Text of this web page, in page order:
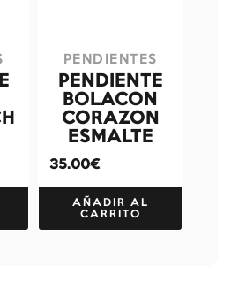
PENDIENTES
PENDIENTE
BOLACON
CORAZON
ESMALTE
35.00€
AÑADIR AL
CARRITO